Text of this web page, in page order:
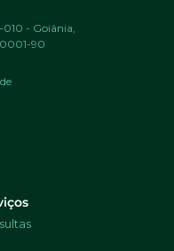
010 - Goiânia,
90